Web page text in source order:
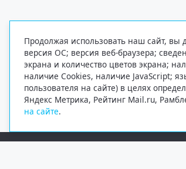
Продолжая использовать наш сайт, вы
версия ОС; версия веб-браузера;
экрана и количество цветов экрана;
наличие Cookies, наличие JavaScript;
пользователя на сайте) в целях
Яндекс Метрика, Рейтинг Mail.ru,
на сайте.